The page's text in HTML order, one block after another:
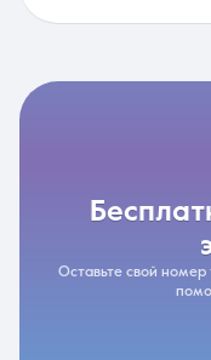
бесплатная консультация
Оставьте свой